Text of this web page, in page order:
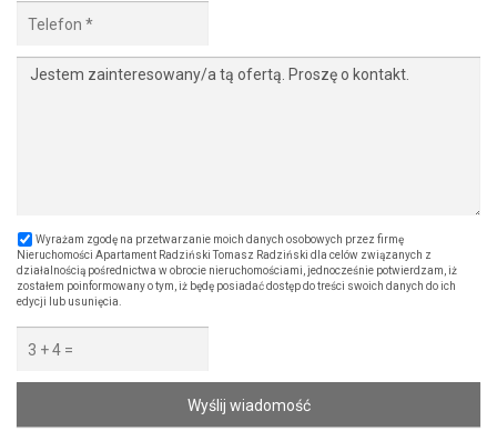
Wyrażam zgodę na przetwarzanie moich danych osobowych przez firmę
Nieruchomości Apartament Radziński Tomasz Radziński dla celów związanych z
działalnością pośrednictwa w obrocie nieruchomościami, jednocześnie potwierdzam, iż
zostałem poinformowany o tym, iż będę posiadać dostęp do treści swoich danych do ich
edycji lub usunięcia.
Wyślij wiadomość